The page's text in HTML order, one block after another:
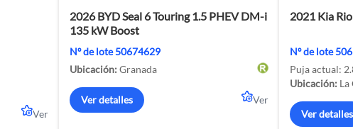
Ver
2026 BYD Seal 6 Touring 1.5 PHEV DM-i
135 kW Boost
Nº de lote 50674629
Ubicación: Granada
Ver detalles Ver
2021 Kia
Nº de lote
Puja actual:
Ubicación: La
Ver detalles